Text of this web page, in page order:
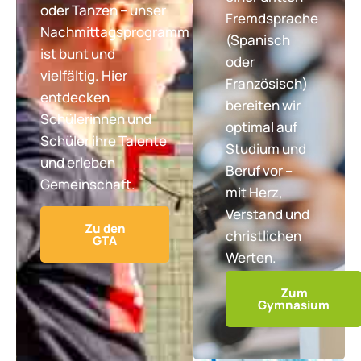
oder Tanzen – unser
Nachmittagsprogramm
ist bunt und
vielfältig. Hier
entdecken
Schülerinnen und
Schüler ihre Talente
und erleben
Gemeinschaft.
Zu den
GTA
Fremdsprache
(Spanisch
oder
Französisch)
bereiten wir
optimal auf
Studium und
Beruf vor –
mit Herz,
Verstand und
christlichen
Werten.
Zum
Gymnasium